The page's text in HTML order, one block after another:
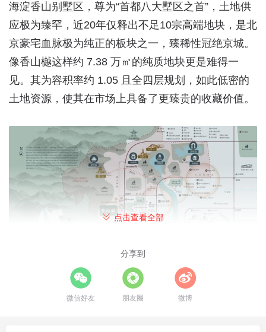
海淀香山别墅区，尊为“首都八大墅区之首”，土地供
应极为臻罕，近20年仅释出不足10宗高端地块，是北
京豪宅血脉极为纯正的板块之一，臻稀性冠绝京城。
像香山樾这样约 7.38 万㎡的纯质地块更是难得一
见。其为容积率约 1.05 且全四层规划，如此低密的
土地资源，使其在市场上具备了更臻贵的收藏价值。
区位示意图(非标准比例地图，具体项目位置可参考
点击查看全部
分享到
微信好友 朋友圈 微博